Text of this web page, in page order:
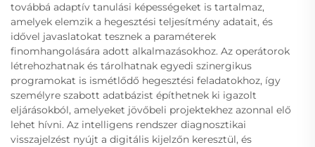
továbbá adaptív tanulási képességeket is tartalmaz,
amelyek elemzik a hegesztési teljesítmény adatait, és
idővel javaslatokat tesznek a paraméterek
finomhangolására adott alkalmazásokhoz. Az operátorok
létrehozhatnak és tárolhatnak egyedi szinergikus
programokat is ismétlődő hegesztési feladatokhoz, így
személyre szabott adatbázist építhetnek ki igazolt
eljárásokból, amelyeket jövőbeli projektekhez azonnal elő
lehet hívni. Az intelligens rendszer diagnosztikai
visszajelzést nyújt a digitális kijelzőn keresztül, és